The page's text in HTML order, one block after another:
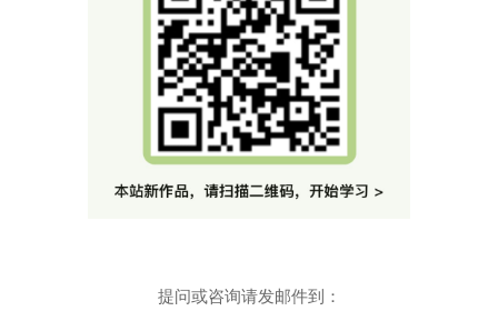
提问或咨询请发邮件到：